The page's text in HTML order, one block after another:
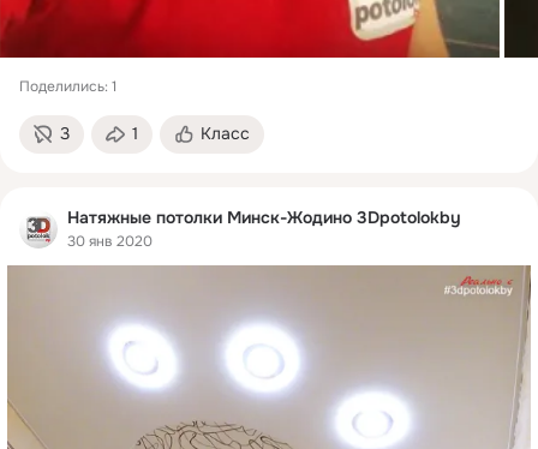
Поделились: 1
3 1 Класс
Натяжные потолки Минск-Жодино 3Dpotolokby
30 янв 2020